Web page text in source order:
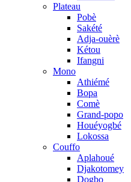
Plateau
Pobè
Sakété
Adja-ouèrè
Kétou
Ifangni
Mono
Athiémé
Bopa
Comè
Grand-popo
Houéyogbé
Lokossa
Couffo
Aplahoué
Djakotomey
Dogbo